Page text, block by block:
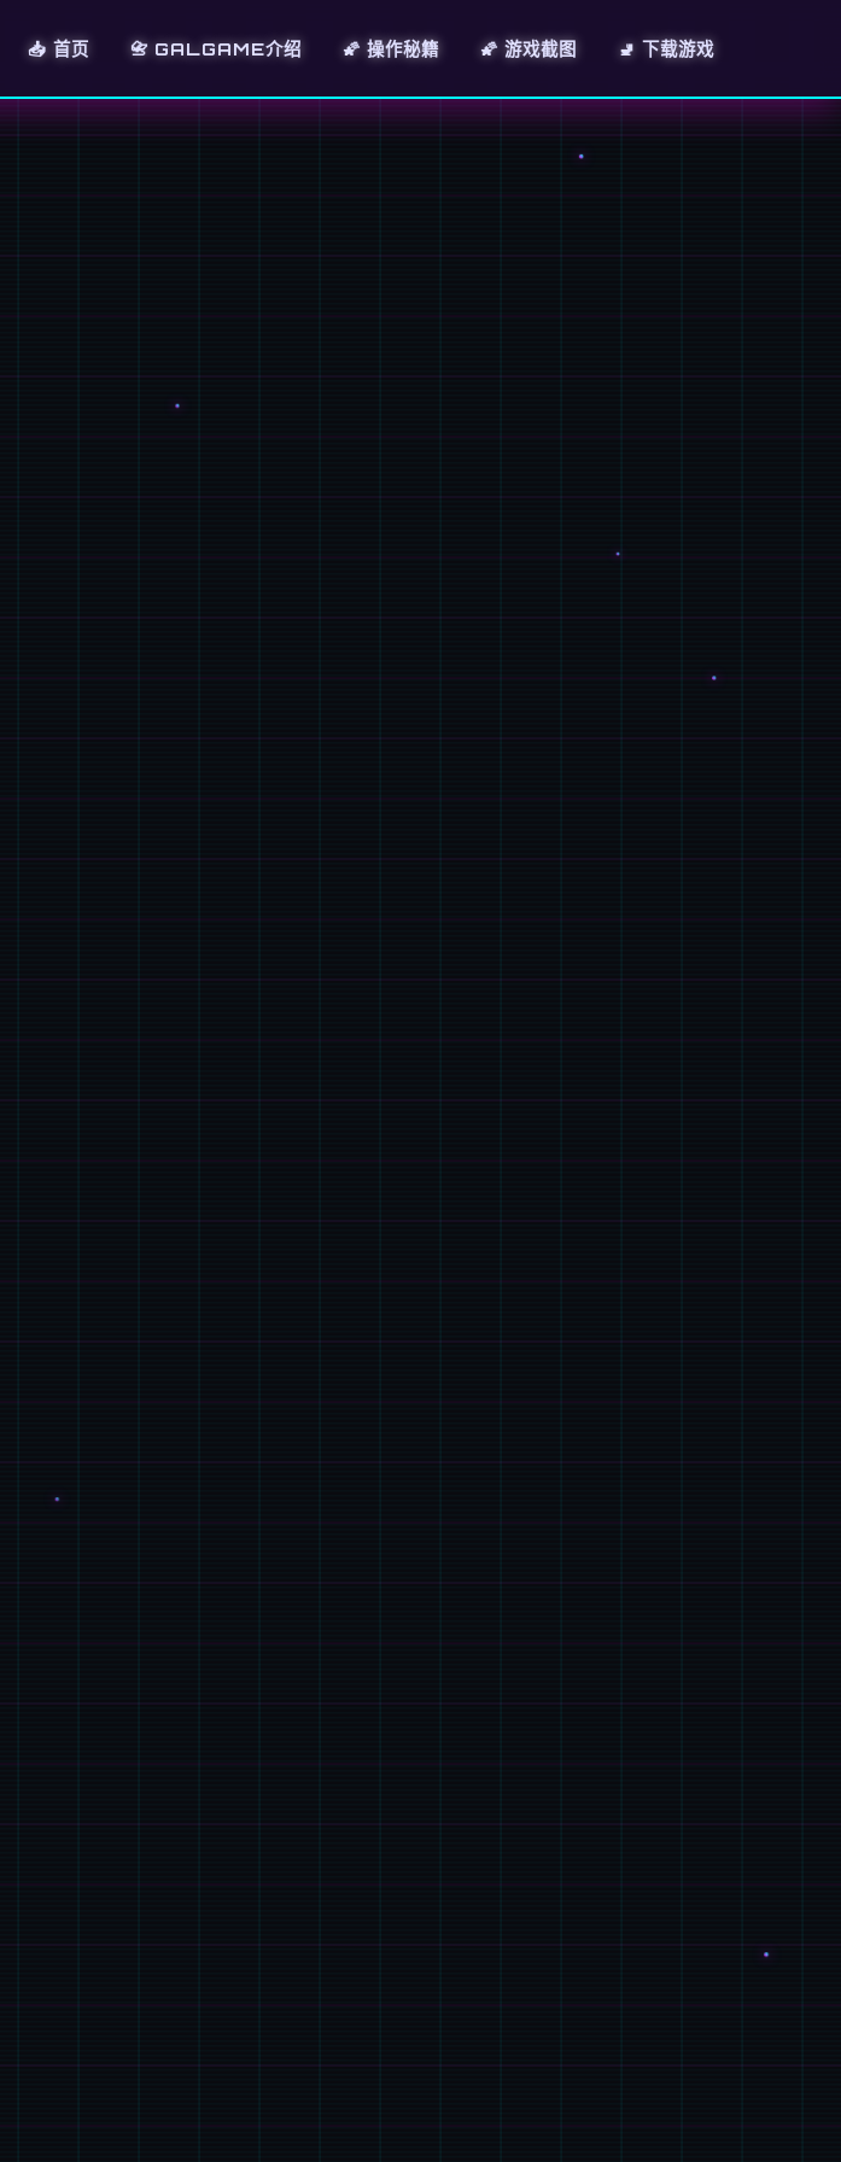
📥 首页 📇 GALGAME介绍 🌠 操作秘籍 🌠 游戏截图 🚽 下载游戏